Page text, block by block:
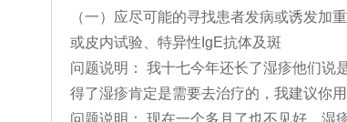
（一）应尽可能的寻找患者发病或诱发加
或皮内试验、特异性IgE抗体及斑
问题说明： 我十七今年还长了湿疹他们说
得了湿疹肯定是需要去治疗的，我建议你
问题说明： 现在一个多月了也不见好，湿